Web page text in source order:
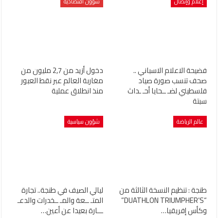
فضيحة الاعلام الاسباني ..
صحف تنسب صورة صياد
فلسطيني لضـ ــحايا أحـ ـداث
سبتة
دخول أزيد من 2,7 مليون من
مغاربة العالم عبر نقط العبور
منذ انطلاق عملية
عالم الرياضة
طنجة : تنظيم النسخة الثالثة من
“DUATHLON TRIUMPHER’S”
وكأس إفريقيا…
شؤون سياسية
ليالي الصيف في طنجة.. تجارة
المتـ ــعة والمـ ــخدرات والدعـ
ـــارة بعيدا عن أعين…